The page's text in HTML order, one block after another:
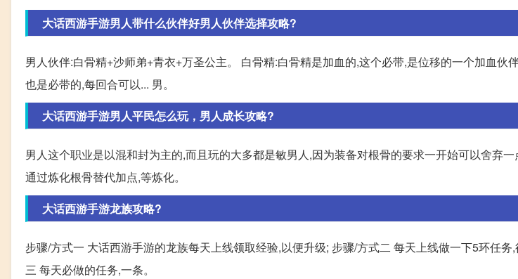
大话西游手游男人带什么伙伴好男人伙伴选择攻略?
男人伙伴:白骨精+沙师弟+青衣+万圣公主。 白骨精:白骨精是加血的,这个必带,是位移的一个加血伙
也是必带的,每回合可以... 男。
大话西游手游男人平民怎么玩，男人成长攻略?
男人这个职业是以混和封为主的,而且玩的大多都是敏男人,因为装备对根骨的要求一开始可以舍弃
通过炼化根骨替代加点,等炼化。
大话西游手游龙族攻略?
步骤/方式一 大话西游手游的龙族每天上线领取经验,以便升级; 步骤/方式二 每天上线做一下5环任
三 每天必做的任务,一条。